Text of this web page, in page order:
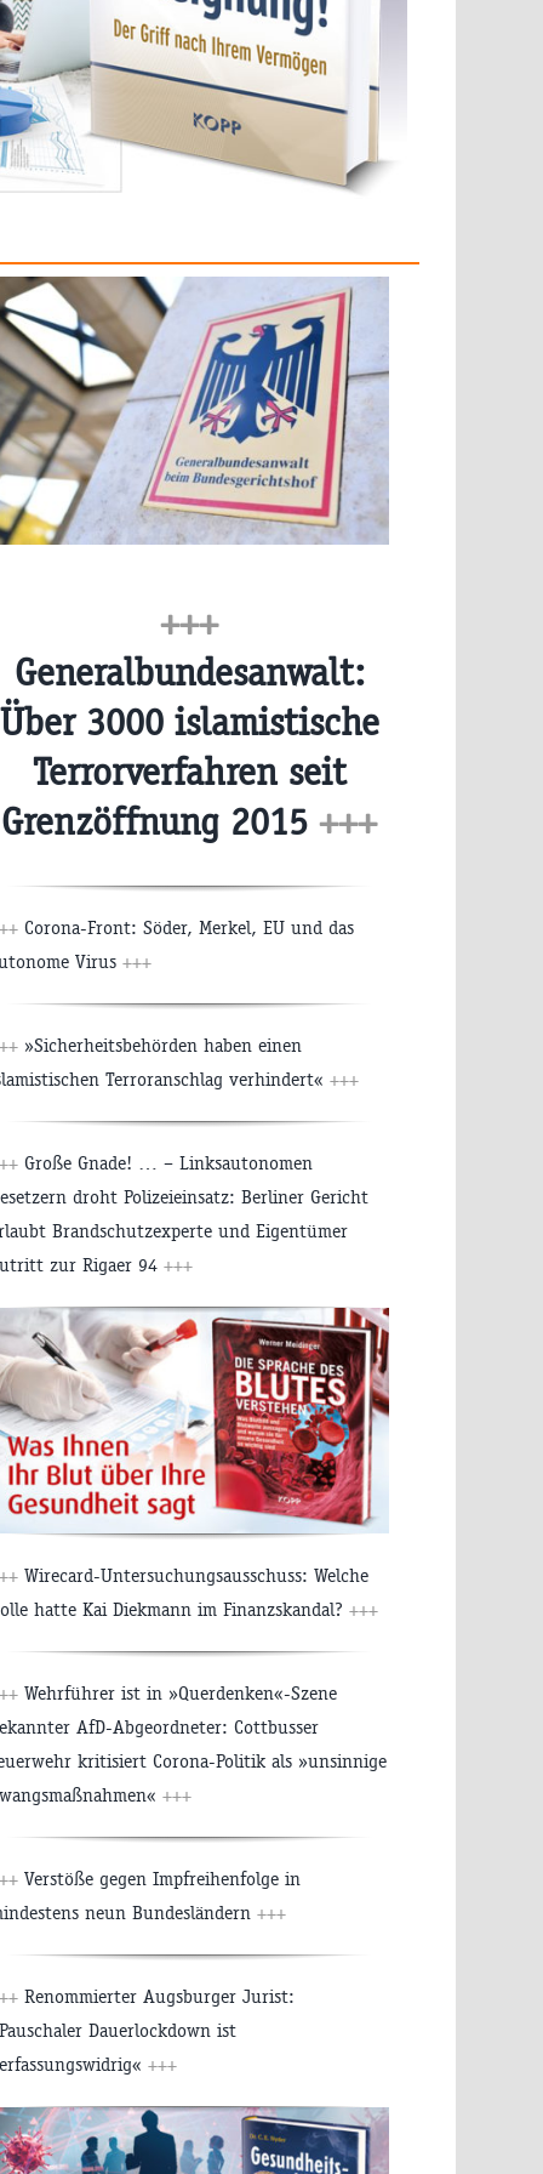
+++
Generalbundesanwalt:
Über 3000 islamistische
Terrorverfahren seit
Grenzöffnung 2015 +++
Corona-Front: Söder, Merkel, EU und das
Virus +++
»Sicherheitsbehörden haben einen
Terroranschlag verhindert« +++
Große Gnade! … – Linksautonomen
droht Polizeieinsatz: Berliner Gericht
Brandschutzexperte und Eigentümer
zur Rigaer 94 +++
Wirecard-Untersuchungsausschuss: Welche
hatte Kai Diekmann im Finanzskandal? +++
Wehrführer ist in »Querdenken«-Szene
AfD-Abgeordneter: Cottbusser
kritisiert Corona-Politik als »unsinnige
+++
Verstöße gegen Impfreihenfolge in
neun Bundesländern +++
Renommierter Augsburger Jurist:
Dauerlockdown ist
+++